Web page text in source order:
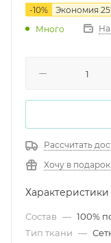
-10% Экономия
Много
Рассчитать
Хочу в подарок
Характеристики
Состав — 100%
Тип ткани —